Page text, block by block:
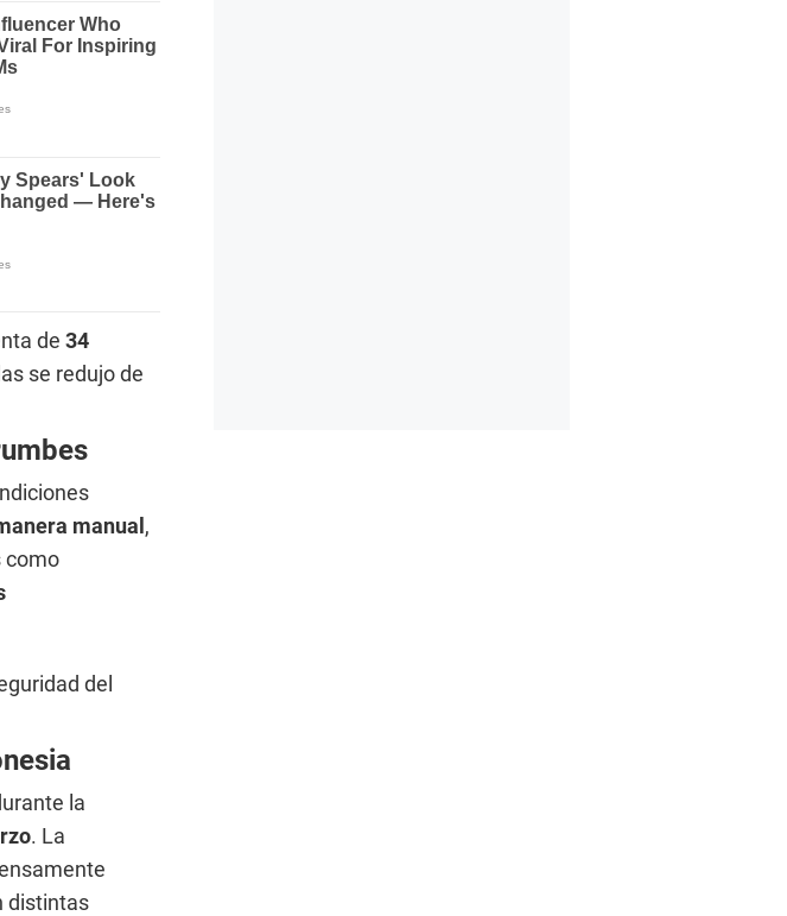
de 34
se redujo de
manual,
como
del
la
. La
distintas